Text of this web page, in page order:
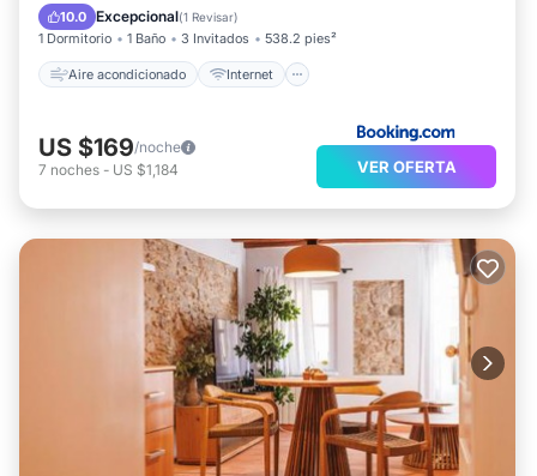
10.0 Excepcional(1 Revisar)
1 Dormitorio 1 Baño 3 Invitados 538.2 pies²
Aire acondicionado Internet
Se admiten mascotas
US $169/noche
7 noches - US $1,184 VER OFERTA